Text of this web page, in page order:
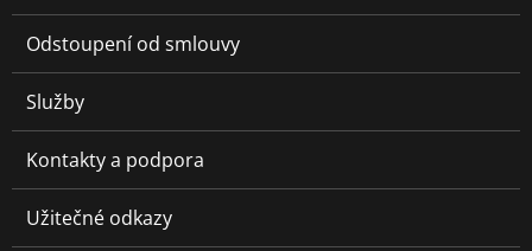
Odstoupení od smlouvy
Služby
Kontakty a podpora
Užitečné odkazy